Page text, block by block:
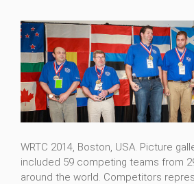
FT5ZM expedition photos. Whether
radio operator hoping to contact a
casual visitor, we welcome you to